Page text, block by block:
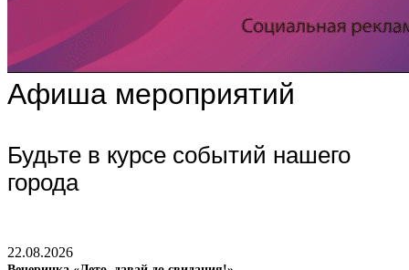
Афиша мероприятий
Будьте в курсе событий нашего
города
22.08.2026